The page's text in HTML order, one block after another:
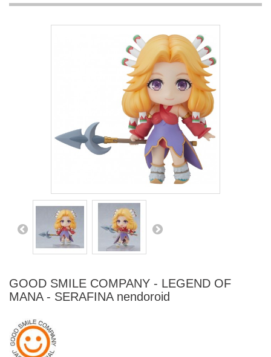
GOOD SMILE COMPANY - LEGEND OF
MANA - SERAFINA nendoroid